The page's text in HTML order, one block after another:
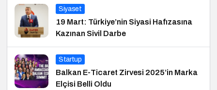
Siyaset
19 Mart: Türkiye’nin Siyasi Hafızasına
Kazınan Sivil Darbe
Startup
Balkan E-Ticaret Zirvesi 2025’in Marka
Elçisi Belli Oldu